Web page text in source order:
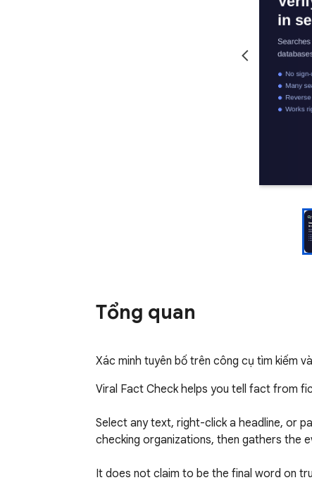
Tổng quan
Xác minh tuyên bố trên công cụ tìm kiếm
Viral Fact Check helps you tell fact from
Select any text, right-click a headline, or
checking organizations, then gathers the
It does not claim to be the final word on